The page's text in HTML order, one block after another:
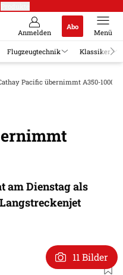
Anmelden
Abo
Menü
Flugzeugtechnik Klassiker
Pacific übernimmt A350-1000
am Dienstag als
11 Bilder